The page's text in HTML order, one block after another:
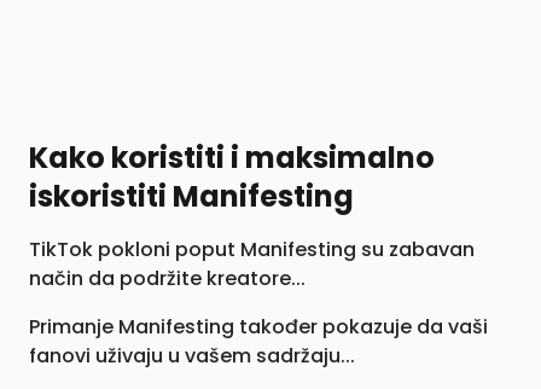
Kako koristiti i maksimalno
iskoristiti Manifesting
TikTok pokloni poput Manifesting su zabavan
način da podržite kreatore...
Primanje Manifesting također pokazuje da vaši
fanovi uživaju u vašem sadržaju...